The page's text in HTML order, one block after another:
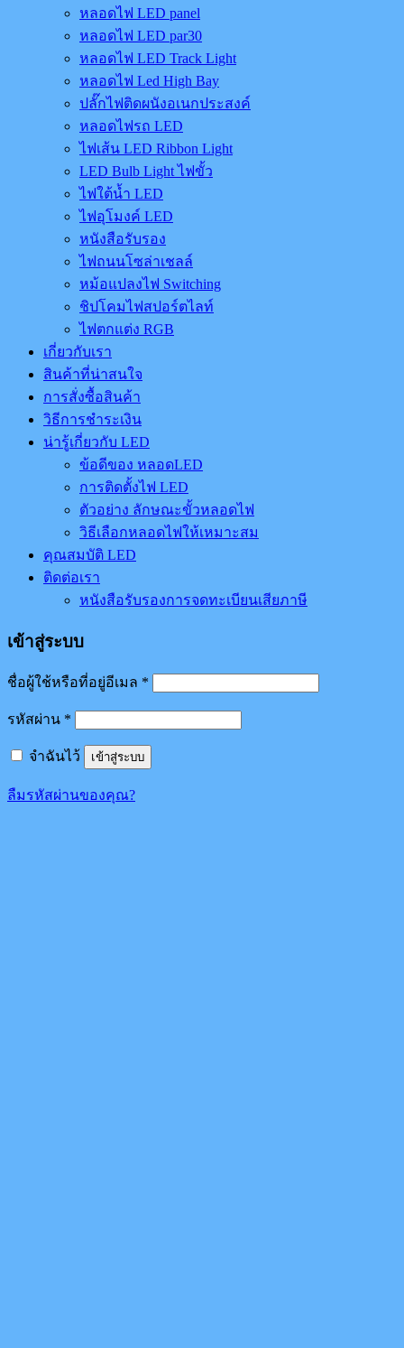
หลอดไฟ LED panel
หลอดไฟ LED par30
หลอดไฟ LED Track Light
หลอดไฟ Led High Bay
ปลั๊กไฟติดผนังอเนกประสงค์
หลอดไฟรถ LED
ไฟเส้น LED Ribbon Light
LED Bulb Light ไฟขั้ว
ไฟใต้น้ำ LED
ไฟอุโมงค์ LED
หนังสือรับรอง
ไฟถนนโซล่าเชลล์
หม้อแปลงไฟ Switching
ชิปโคมไฟสปอร์ตไลท์
ไฟตกแต่ง RGB
เกี่ยวกับเรา
สินค้าที่น่าสนใจ
การสั่งซื้อสินค้า
วิธีการชำระเงิน
น่ารู้เกี่ยวกับ LED
ข้อดีของ หลอดLED
การติดตั้งไฟ LED
ตัวอย่าง ลักษณะขั้วหลอดไฟ
วิธีเลือกหลอดไฟให้เหมาะสม
คุณสมบัติ LED
ติดต่อเรา
หนังสือรับรองการจดทะเบียนเสียภาษี
เข้าสู่ระบบ
ชื่อผู้ใช้หรือที่อยู่อีเมล *
รหัสผ่าน *
จำฉันไว้ เข้าสู่ระบบ
ลืมรหัสผ่านของคุณ?